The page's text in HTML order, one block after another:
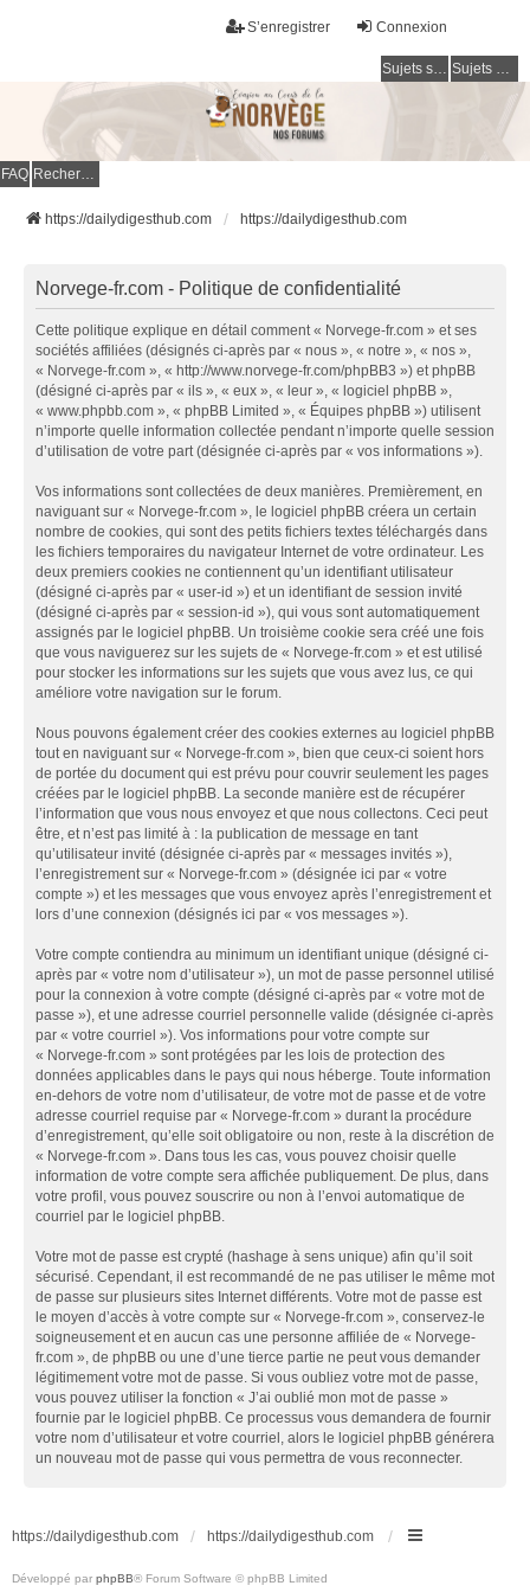
Connexion
S’enregistrer
Sujets sans réponse Sujets actifs
FAQ Rechercher
https://dailydigesthub.com https://dailydigesthub.com
Norvege-fr.com - Politique de confidentialité
Cette politique explique en détail comment « Norvege-fr.com » et ses
sociétés affiliées (désignés ci-après par « nous », « notre », « nos »,
« Norvege-fr.com », « http://www.norvege-fr.com/phpBB3 ») et phpBB
(désigné ci-après par « ils », « eux », « leur », « logiciel phpBB »,
« www.phpbb.com », « phpBB Limited », « Équipes phpBB ») utilisent
n’importe quelle information collectée pendant n’importe quelle session
d’utilisation de votre part (désignée ci-après par « vos informations »).
Vos informations sont collectées de deux manières. Premièrement, en
naviguant sur « Norvege-fr.com », le logiciel phpBB créera un certain
nombre de cookies, qui sont des petits fichiers textes téléchargés dans
les fichiers temporaires du navigateur Internet de votre ordinateur. Les
deux premiers cookies ne contiennent qu’un identifiant utilisateur
(désigné ci-après par « user-id ») et un identifiant de session invité
(désigné ci-après par « session-id »), qui vous sont automatiquement
assignés par le logiciel phpBB. Un troisième cookie sera créé une fois
que vous naviguerez sur les sujets de « Norvege-fr.com » et est utilisé
pour stocker les informations sur les sujets que vous avez lus, ce qui
améliore votre navigation sur le forum.
Nous pouvons également créer des cookies externes au logiciel phpBB
tout en naviguant sur « Norvege-fr.com », bien que ceux-ci soient hors
de portée du document qui est prévu pour couvrir seulement les pages
créées par le logiciel phpBB. La seconde manière est de récupérer
l’information que vous nous envoyez et que nous collectons. Ceci peut
être, et n’est pas limité à : la publication de message en tant
qu’utilisateur invité (désignée ci-après par « messages invités »),
l’enregistrement sur « Norvege-fr.com » (désignée ici par « votre
compte ») et les messages que vous envoyez après l’enregistrement et
lors d’une connexion (désignés ici par « vos messages »).
Votre compte contiendra au minimum un identifiant unique (désigné ci-
après par « votre nom d’utilisateur »), un mot de passe personnel utilisé
pour la connexion à votre compte (désigné ci-après par « votre mot de
passe »), et une adresse courriel personnelle valide (désignée ci-après
par « votre courriel »). Vos informations pour votre compte sur
« Norvege-fr.com » sont protégées par les lois de protection des
données applicables dans le pays qui nous héberge. Toute information
en-dehors de votre nom d’utilisateur, de votre mot de passe et de votre
adresse courriel requise par « Norvege-fr.com » durant la procédure
d’enregistrement, qu’elle soit obligatoire ou non, reste à la discrétion de
« Norvege-fr.com ». Dans tous les cas, vous pouvez choisir quelle
information de votre compte sera affichée publiquement. De plus, dans
votre profil, vous pouvez souscrire ou non à l’envoi automatique de
courriel par le logiciel phpBB.
Votre mot de passe est crypté (hashage à sens unique) afin qu’il soit
sécurisé. Cependant, il est recommandé de ne pas utiliser le même mot
de passe sur plusieurs sites Internet différents. Votre mot de passe est
le moyen d’accès à votre compte sur « Norvege-fr.com », conservez-le
soigneusement et en aucun cas une personne affiliée de « Norvege-
fr.com », de phpBB ou une d’une tierce partie ne peut vous demander
légitimement votre mot de passe. Si vous oubliez votre mot de passe,
vous pouvez utiliser la fonction « J’ai oublié mon mot de passe »
fournie par le logiciel phpBB. Ce processus vous demandera de fournir
votre nom d’utilisateur et votre courriel, alors le logiciel phpBB générera
un nouveau mot de passe qui vous permettra de vous reconnecter.
https://dailydigesthub.com https://dailydigesthub.com
Développé par phpBB® Forum Software © phpBB Limited